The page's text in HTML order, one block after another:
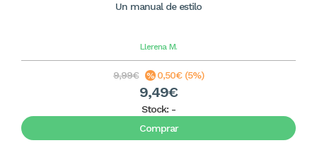
Un manual de estilo
Llerena M.
9,99€ 0,50€ (5%)
9,49€
Stock: -
Comprar